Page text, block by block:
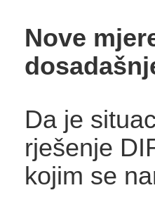
Nove
Da je
rješenje
kojim se